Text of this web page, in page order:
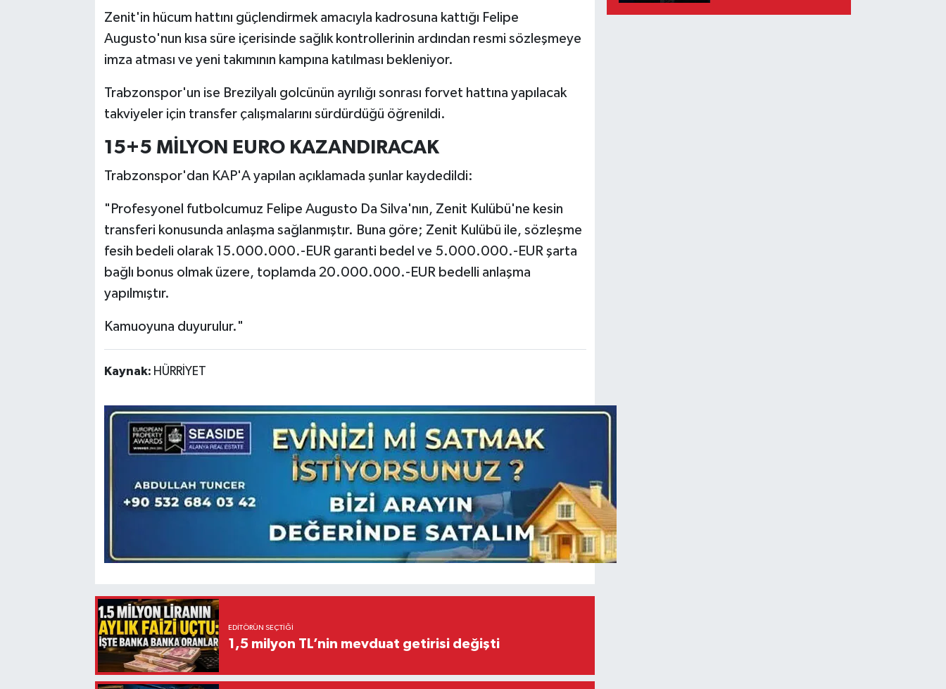
Zenit'in hücum hattını güçlendirmek amacıyla kadrosuna kattığı Felipe
Augusto'nun kısa süre içerisinde sağlık kontrollerinin ardından resmi sözleşmeye
imza atması ve yeni takımının kampına katılması bekleniyor.
Trabzonspor'un ise Brezilyalı golcünün ayrılığı sonrası forvet hattına yapılacak
takviyeler için transfer çalışmalarını sürdürdüğü öğrenildi.
15+5 MİLYON EURO KAZANDIRACAK
Trabzonspor'dan KAP'A yapılan açıklamada şunlar kaydedildi:
"Profesyonel futbolcumuz Felipe Augusto Da Silva'nın, Zenit Kulübü'ne kesin
transferi konusunda anlaşma sağlanmıştır. Buna göre; Zenit Kulübü ile, sözleşme
fesih bedeli olarak 15.000.000.-EUR garanti bedel ve 5.000.000.-EUR şarta
bağlı bonus olmak üzere, toplamda 20.000.000.-EUR bedelli anlaşma
yapılmıştır.
Kamuoyuna duyurulur."
Kaynak: HÜRRİYET
EDITÖRÜN SEÇTIĞI
1,5 milyon TL’nin mevduat getirisi değişti